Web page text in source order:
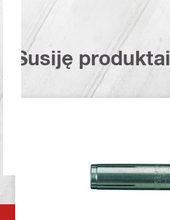
Susiję produktai